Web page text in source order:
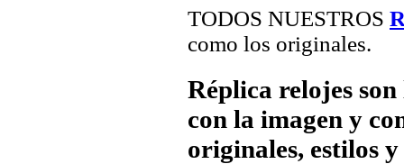
TODOS NUESTROS
como los originales.
Réplica relojes
con la imagen y
originales, estilos